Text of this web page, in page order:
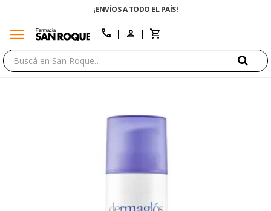
¡ENVÍOS A TODO EL PAÍS!
menu call
close